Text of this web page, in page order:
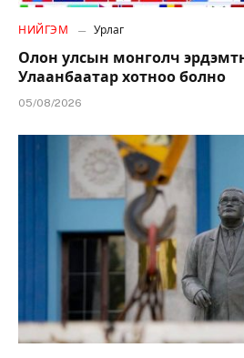
НИЙГЭМ Урлаг
Олон улсын монголч
Улаанбаатар хотноо болно
05/08/2026